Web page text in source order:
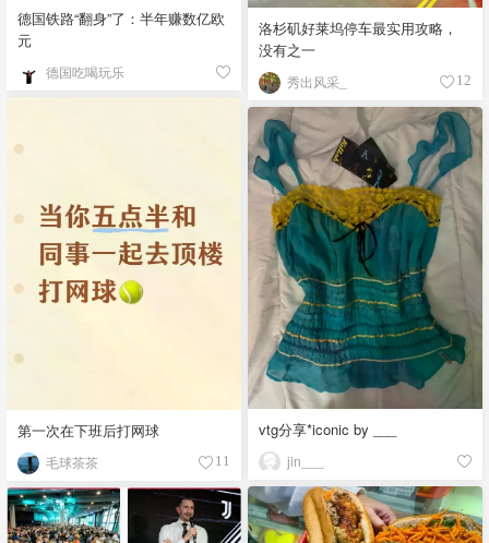
德国铁路“翻身”了：半年赚数亿欧
元
德国吃喝玩乐
洛杉矶好莱坞停车最实用攻略，
没有之一
秀出风采_ 12
第一次在下班后打网球
毛球茶茶 11
vtg分享*iconic by ___
jin___